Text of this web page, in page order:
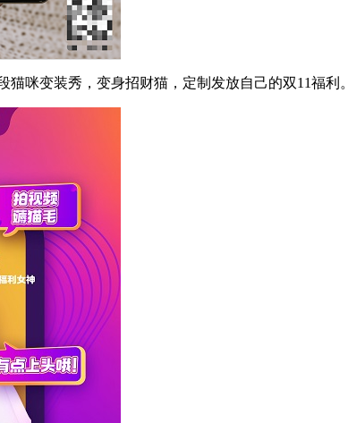
咪变装秀，变身招财猫，定制发放自己的双11福利。